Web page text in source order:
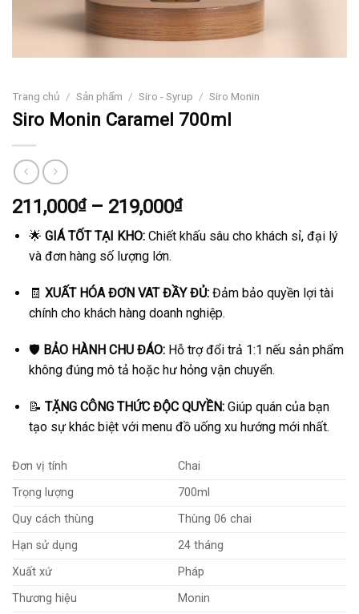
Trang chủ / Sản phẩm / Siro - Syrup / Siro Monin
Siro Monin Caramel 700ml
211,000₫ – 219,000₫Khoảng
giá:
từ
đến
219,000₫
🌟 GIÁ TỐT TẠI KHO:Chiết khấu sâu cho khách sỉ, đại lý
và đơn hàng số lượng lớn.
🧾 XUẤT HÓA ĐƠN VAT ĐẦY ĐỦ:Đảm bảo quyền lợi tài
chính cho khách hàng doanh nghiệp.
🛡️ BẢO HÀNH CHU ĐÁO:Hỗ trợ đổi trả 1:1 nếu sản phẩm
không đúng mô tả hoặc hư hỏng vận chuyển.
📝 TẶNG CÔNG THỨC ĐỘC QUYỀN:Giúp quán của bạn
tạo sự khác biệt với menu đồ uống xu hướng mới nhất.
Đơn vị tính
Chai
Trọng lượng
700ml
Quy cách thùng
Thùng 06 chai
Hạn sử dụng
24 tháng
Xuất xứ
Pháp
Thương hiệu
Monin